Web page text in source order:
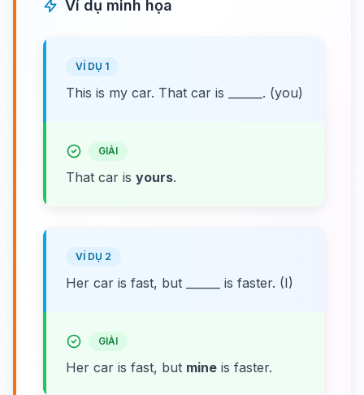
Ví dụ minh họa
VÍ DỤ 1
This is my car. That car is ______. (you)
GIẢI
That car is yours.
VÍ DỤ 2
Her car is fast, but ______ is faster. (I)
GIẢI
Her car is fast, but mine is faster.